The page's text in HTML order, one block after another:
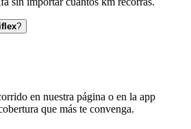
?
en nuestra página o en la app
que más te convenga.